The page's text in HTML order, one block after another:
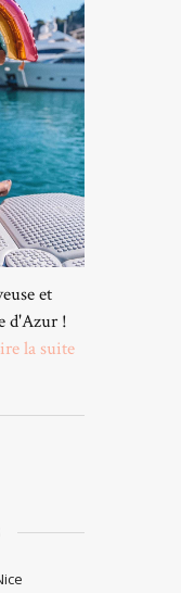
et
d'Azur !
la suite